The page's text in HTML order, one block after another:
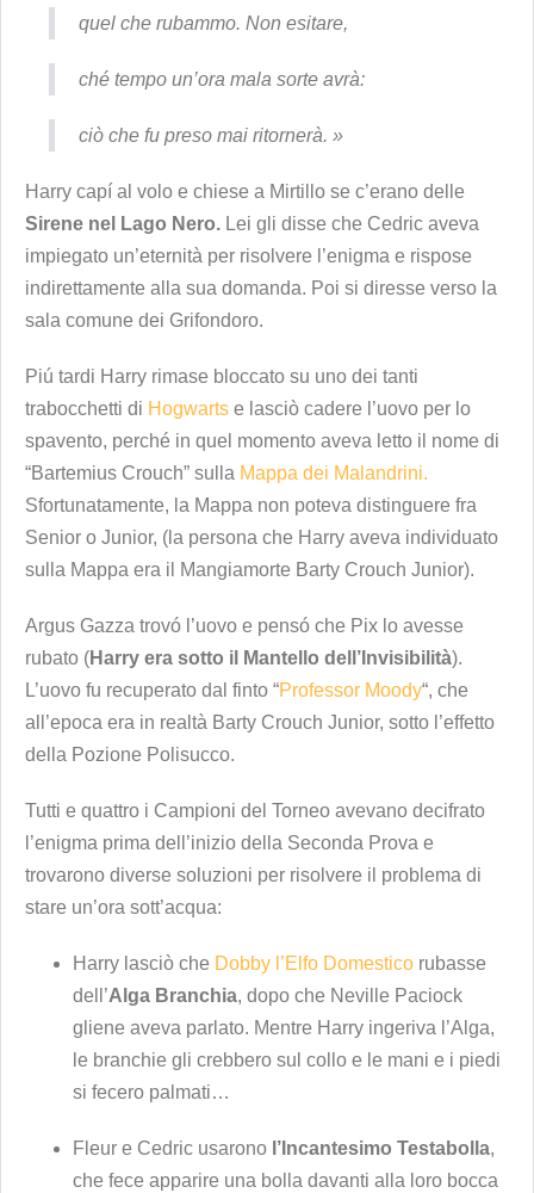
quel che rubammo. Non esitare,
ché tempo un’ora mala sorte avrà:
ciò che fu preso mai ritornerà. »
Harry capí al volo e chiese a Mirtillo se c’erano delle
Sirene nel Lago Nero. Lei gli disse che Cedric aveva
impiegato un’eternità per risolvere l’enigma e rispose
indirettamente alla sua domanda. Poi si diresse verso la
sala comune dei Grifondoro.
Piú tardi Harry rimase bloccato su uno dei tanti
trabocchetti di Hogwarts e lasciò cadere l’uovo per lo
spavento, perché in quel momento aveva letto il nome di
“Bartemius Crouch” sulla Mappa dei Malandrini.
Sfortunatamente, la Mappa non poteva distinguere fra
Senior o Junior, (la persona che Harry aveva individuato
sulla Mappa era il Mangiamorte Barty Crouch Junior).
Argus Gazza trovó l’uovo e pensó che Pix lo avesse
rubato (Harry era sotto il Mantello dell’Invisibilità).
L’uovo fu recuperato dal finto “Professor Moody“, che
all’epoca era in realtà Barty Crouch Junior, sotto l’effetto
della Pozione Polisucco.
Tutti e quattro i Campioni del Torneo avevano decifrato
l’enigma prima dell’inizio della Seconda Prova e
trovarono diverse soluzioni per risolvere il problema di
stare un’ora sott’acqua:
Harry lasciò che Dobby l’Elfo Domestico rubasse
dell’Alga Branchia, dopo che Neville Paciock
gliene aveva parlato. Mentre Harry ingeriva l’Alga,
le branchie gli crebbero sul collo e le mani e i piedi
si fecero palmati…
Fleur e Cedric usarono l’Incantesimo Testabolla,
che fece apparire una bolla davanti alla loro bocca